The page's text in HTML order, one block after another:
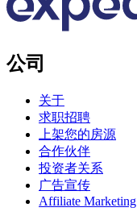
公司
关于
求职招聘
上架您的房源
合作伙伴
投资者关系
广告宣传
Affiliate Marketing